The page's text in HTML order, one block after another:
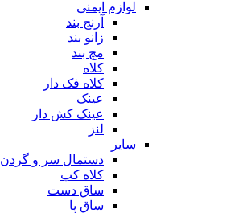
لوازم ایمنی
آرنج بند
زانو بند
مچ بند
کلاه
کلاه فک دار
عینک
عینک کش دار
لنز
سایر
دستمال سر و گردن
کلاه کپ
ساق دست
ساق پا